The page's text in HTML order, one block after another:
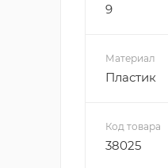
9
Материал
Пластик
Код товара
38025